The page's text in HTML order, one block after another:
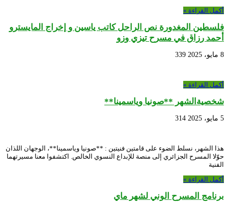
أكمل القراءة »
فلسطين المغدورة نص الراحل كاتب ياسين و إخراج المايسترو
أحمد رزاق في مسرح تيزي وزو
8 مايو، 2025 339
أكمل القراءة »
شخصيةالشهر **صونيا وياسمينا**
5 مايو، 2025 314
هذا الشهر، نسلط الضوء على قامتين فنيتين : **صونيا وياسمينا**، الوجهان اللذان
حوّلا المسرح الجزائري إلى منصة للإبداع النسوي الخالص. اكتشفوا معنا مسيرتهما
الفنية
أكمل القراءة »
برنامج المسرح الوني لشهر ماي